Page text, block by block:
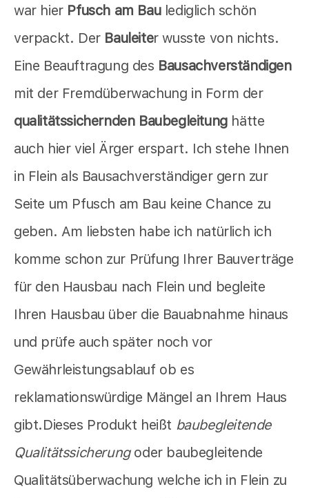
war hier Pfusch am Baulediglich schön
verpackt. Der Bauleiter wusste von nichts.
Eine Beauftragung des Bausachverständigen
mit der Fremdüberwachung in Form der
qualitätssichernden Baubegleitunghätte
auch hier viel Ärger erspart. Ich stehe Ihnen
in Flein als Bausachverständiger gern zur
Seite um Pfusch am Bau keine Chance zu
geben. Am liebsten habe ich natürlich ich
komme schon zur Prüfung Ihrer Bauverträge
für den Hausbau nach Flein und begleite
Ihren Hausbau über die Bauabnahme hinaus
und prüfe auch später noch vor
Gewährleistungsablauf ob es
reklamationswürdige Mängel an Ihrem Haus
gibt.Dieses Produkt heißt baubegleitende
Qualitätssicherung oder baubegleitende
Qualitätsüberwachung welche ich in Flein zu